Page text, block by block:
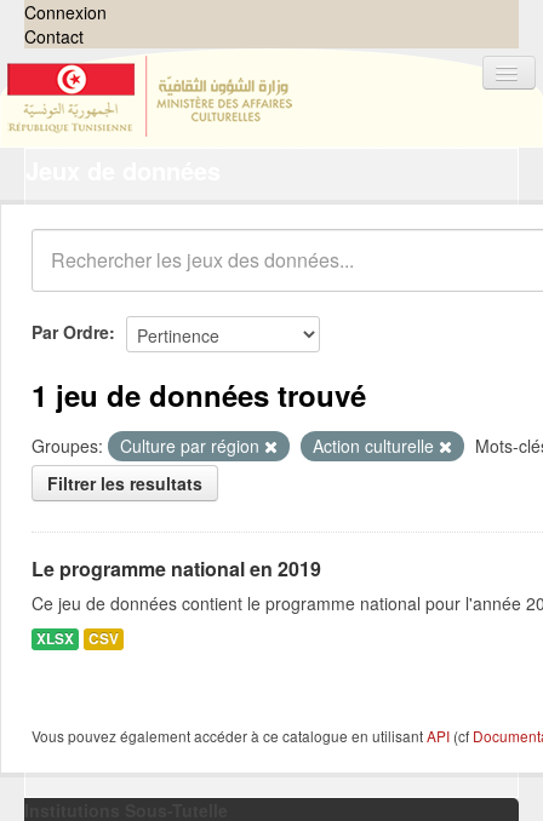
Connexion
Contact
Organisations
Groupes
Demandes 0
À propos
Par Ordre
1 jeu de données trouvé
Groupes: Culture par région Action culturelle
Mots-
Filtrer les resultats
Le programme national en 2019
Ce jeu de données contient le programme national pour l'année
XLSX CSV
Vous pouvez également accéder à ce catalogue en utilisantAPI (cf